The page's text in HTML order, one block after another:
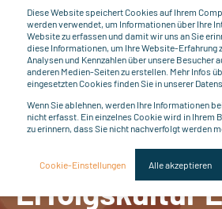
Diese Website speichert Cookies auf Ihrem
werden verwendet, um Informationen über Ihre
Website zu erfassen und damit wir uns an Sie
diese Informationen, um Ihre Website-Erfahrung
Analysen und Kennzahlen über unsere Besucher
anderen Medien-Seiten zu erstellen. Mehr Infos
eingesetzten Cookies finden Sie in unserer
Wenn Sie ablehnen, werden Ihre Informationen
nicht erfasst. Ein einzelnes Cookie wird in Ihrem
zu erinnern, dass Sie nicht nachverfolgt werden
Cookie-Einstellungen Alle akzeptieren
Juliane Rink LESEZEIT 1 MINUTEN
Erfolgskultur